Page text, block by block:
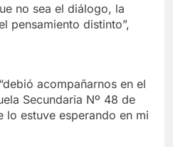
no sea el diálogo, la
pensamiento distinto”,
acompañarnos en el
Secundaria Nº 48 de
lo estuve esperando en mi